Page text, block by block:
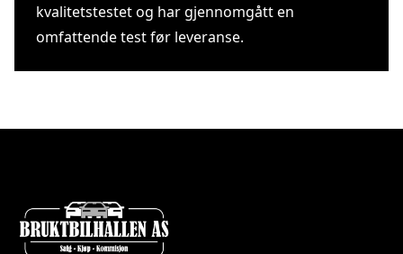
kvalitetstestet og har gjennomgått en
omfattende test før leveranse.